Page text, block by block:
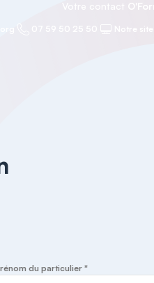
Notre
du particulier *